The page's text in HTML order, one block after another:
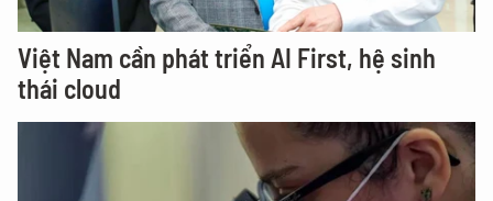
Việt Nam cần phát triển AI First, hệ sinh
thái cloud